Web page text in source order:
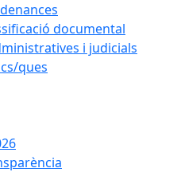
documental
i judicials
ques